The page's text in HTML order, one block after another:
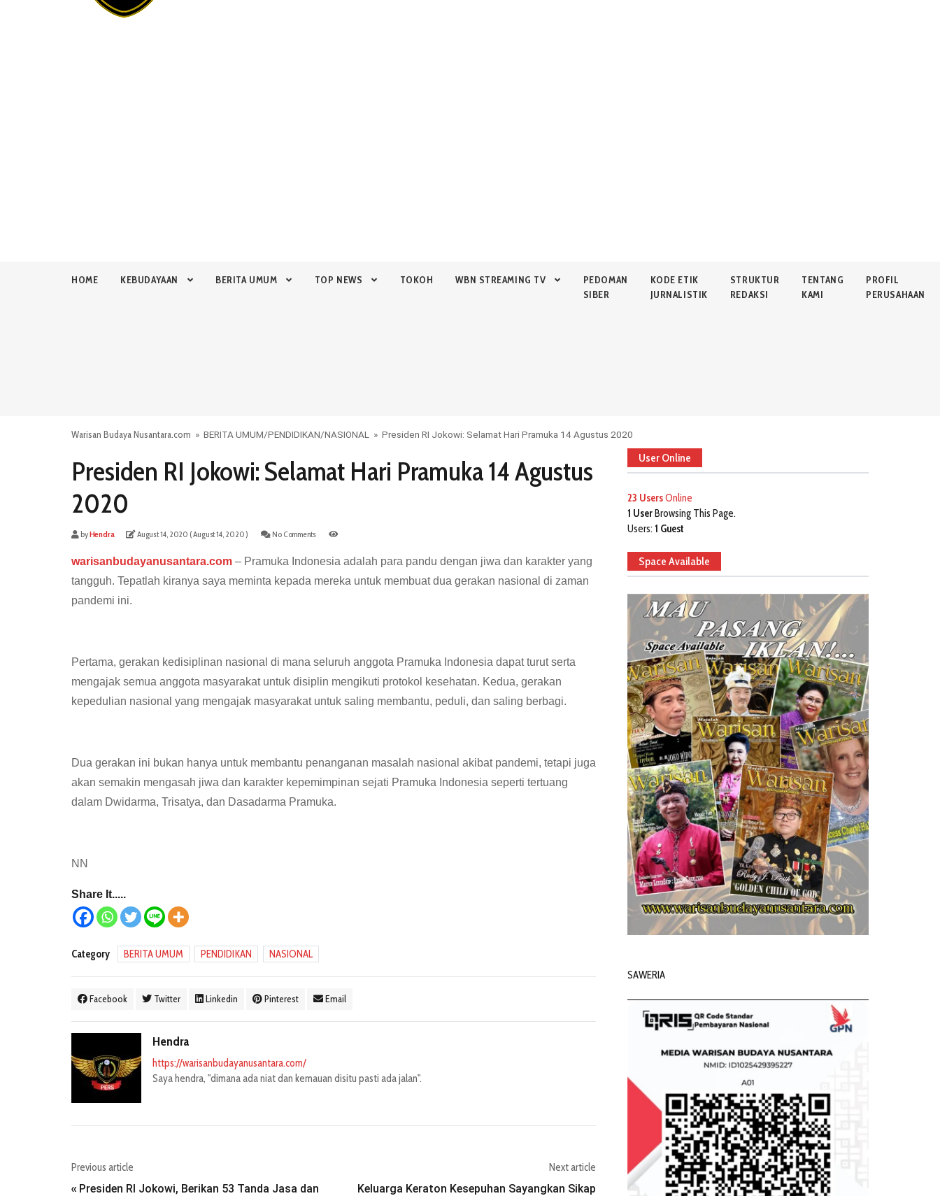
HOME KEBUDAYAAN BERITA UMUM TOP NEWS TOKOH WBN STREAMING TV
PEDOMAN
SIBER
KODE ETIK
JURNALISTIK
STRUKTUR
REDAKSI
TENTANG
KAMI
PROFIL
PERUSAHAAN
Warisan Budaya Nusantara.com » BERITA UMUM/PENDIDIKAN/NASIONAL » Presiden RI Jokowi: Selamat Hari Pramuka 14 Agustus 2020
Presiden RI Jokowi: Selamat Hari Pramuka 14 Agustus
2020
byHendra August 14, 2020 ( August 14, 2020 ) No Comments
warisanbudayanusantara.com – Pramuka Indonesia adalah para pandu dengan jiwa dan karakter yang
tangguh. Tepatlah kiranya saya meminta kepada mereka untuk membuat dua gerakan nasional di zaman
pandemi ini.
Pertama, gerakan kedisiplinan nasional di mana seluruh anggota Pramuka Indonesia dapat turut serta
mengajak semua anggota masyarakat untuk disiplin mengikuti protokol kesehatan. Kedua, gerakan
kepedulian nasional yang mengajak masyarakat untuk saling membantu, peduli, dan saling berbagi.
Dua gerakan ini bukan hanya untuk membantu penanganan masalah nasional akibat pandemi, tetapi juga
akan semakin mengasah jiwa dan karakter kepemimpinan sejati Pramuka Indonesia seperti tertuang
dalam Dwidarma, Trisatya, dan Dasadarma Pramuka.
NN
Share It.....
Category BERITA UMUM PENDIDIKAN NASIONAL
Facebook Twitter Linkedin Pinterest Email
Hendra
https://warisanbudayanusantara.com/
Saya hendra, "dimana ada niat dan kemauan disitu pasti ada jalan".
Previous article
« Presiden RI Jokowi, Berikan 53 Tanda Jasa dan
Next article
Keluarga Keraton Kesepuhan Sayangkan Sikap
User Online
23 UsersOnline
1 UserBrowsing This Page.
Users: 1 Guest
Space Available
SAWERIA